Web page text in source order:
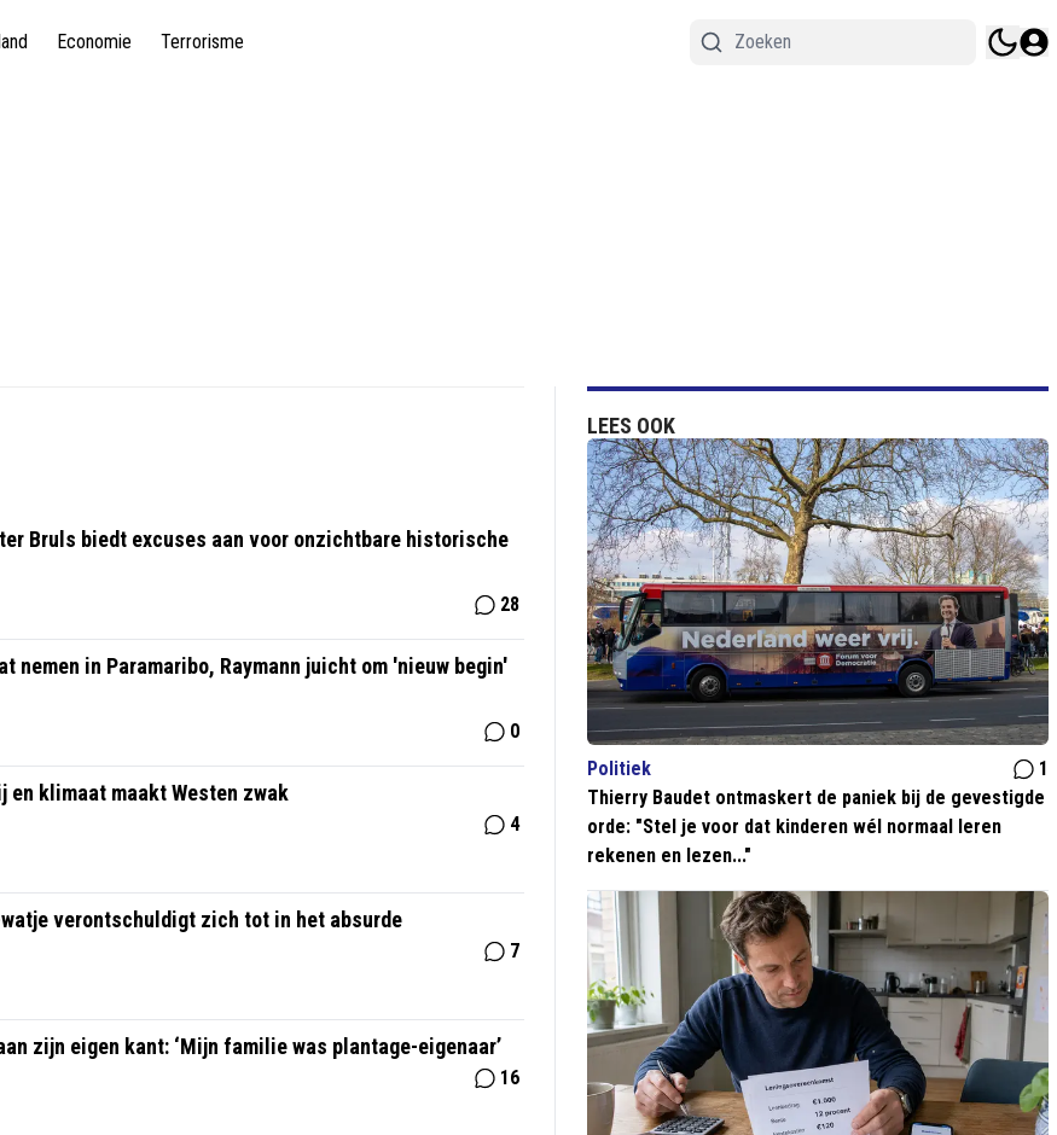
Economie Terrorisme
Bruls biedt excuses aan voor onzichtbare historische
28
nemen in Paramaribo, Raymann juicht om 'nieuw begin'
0
klimaat maakt Westen zwak
4
verontschuldigt zich tot in het absurde
7
zijn eigen kant: ‘Mijn familie was plantage-eigenaar’
16
LEES OOK
Politiek
1
Thierry Baudet ontmaskert de paniek bij de gevestigde
orde: "Stel je voor dat kinderen wél normaal leren
rekenen en lezen..."